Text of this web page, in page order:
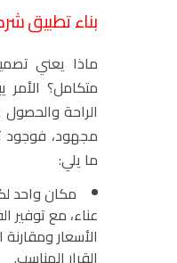
بناء تطبيق
ماذا يعني
متكامل؟
الراحة
مجهود، فوجود
ما يلي:
مكان واحد
عناء، مع توفير
الأسعار ومقارنة
القرار المناسب.